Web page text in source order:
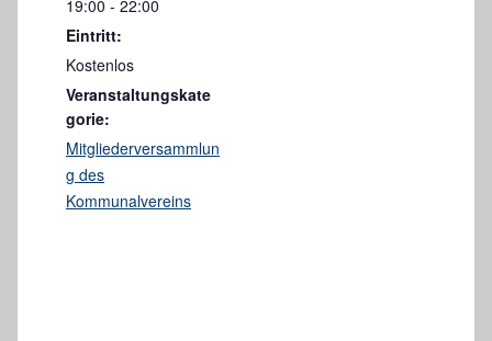
19:00 - 22:00
Eintritt:
Kostenlos
Veranstaltungskate
gorie:
Mitgliederversammlun
g des
Kommunalvereins